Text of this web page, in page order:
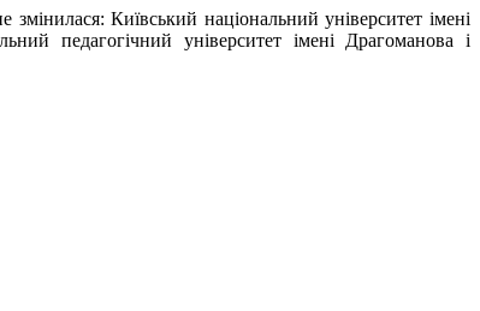
Київський національний університет імені
педагогічний університет імені Драгоманова і